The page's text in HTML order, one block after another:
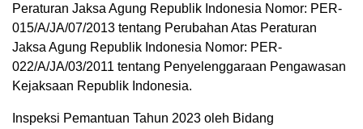
Peraturan Jaksa Agung Republik Indonesia Nomor: PER-
015/A/JA/07/2013 tentang Perubahan Atas Peraturan
Jaksa Agung Republik Indonesia Nomor: PER-
022/A/JA/03/2011 tentang Penyelenggaraan Pengawasan
Kejaksaan Republik Indonesia.
Inspeksi Pemantuan Tahun 2023 oleh Bidang